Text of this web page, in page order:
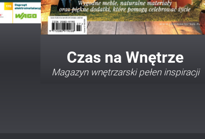
Twój Dom Twój Styl
Porady i inspiracje w najmodniejszych